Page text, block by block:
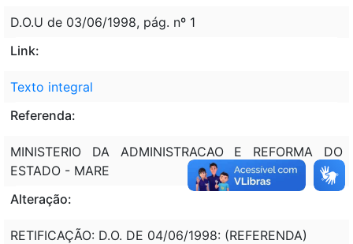
D.O.U de 03/06/1998, pág. nº 1
Link:
Texto integral
Referenda:
MINISTERIO DA ADMINISTRACAO E REFORMA DO
ESTADO - MARE
Alteração:
RETIFICAÇÃO: D.O. DE 04/06/1998: (REFERENDA)